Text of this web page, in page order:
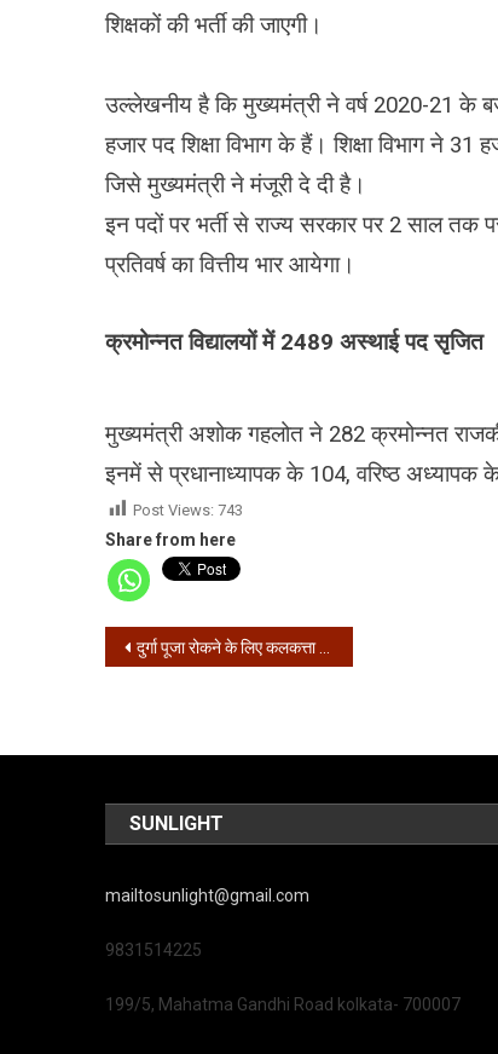
शिक्षकों की भर्ती की जाएगी।
उल्लेखनीय है कि मुख्यमंत्री ने वर्ष 2020-21 के
हजार पद शिक्षा विभाग के हैं। शिक्षा विभाग ने 31
जिसे मुख्यमंत्री ने मंजूरी दे दी है।
इन पदों पर भर्ती से राज्य सरकार पर 2 साल
प्रतिवर्ष का वित्तीय भार आयेगा।
क्रमोन्नत विद्यालयों में 2489 अस्थाई पद सृजित
मुख्यमंत्री अशोक गहलोत ने 282 क्रमोन्नत
इनमें से प्रधानाध्यापक के 104, वरिष्ठ
Post Views: 743
Share from here
Post
दुर्गा पूजा रोकने के लिए कलकत्ता उच्च न्यायालय में जनहित याचिका
SUNLIGHT
mailtosunlight@gmail.com
9831514225
199/5, Mahatma Gandhi Road kolkata- 700007